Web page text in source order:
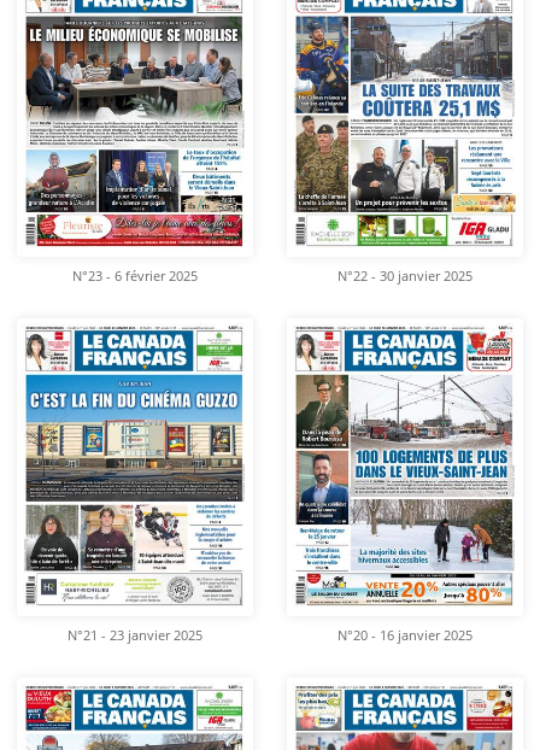
N°23 - 6 février 2025 N°22 - 30 janvier 2025
N°21 - 23 janvier 2025 N°20 - 16 janvier 2025